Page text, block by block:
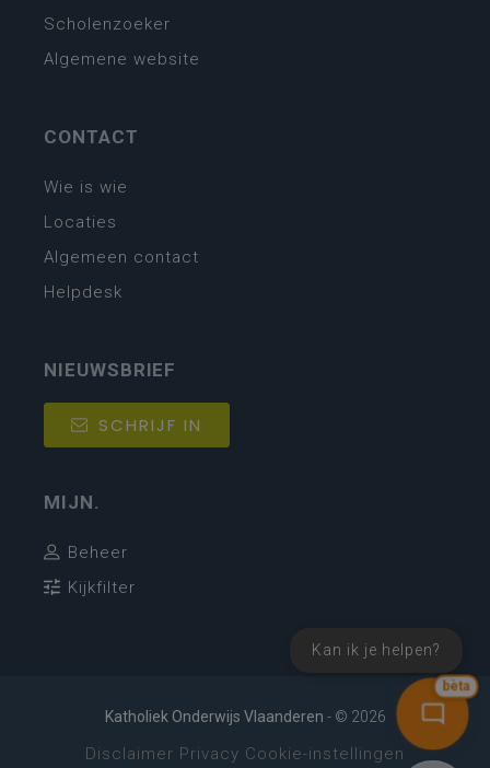
bèta
Kan ik je helpen?
Scholenzoeker
Algemene website
CONTACT
Wie is wie
Locaties
Algemeen contact
Helpdesk
NIEUWSBRIEF
SCHRIJF IN
MIJN.
Beheer
Kijkfilter
Katholiek Onderwijs Vlaanderen - © 2026
Disclaimer Privacy Cookie-instellingen